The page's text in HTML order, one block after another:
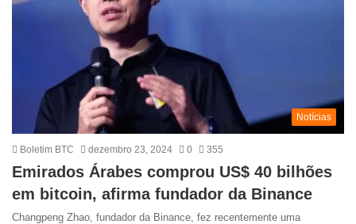
Notícias
Boletim BTC dezembro 23, 2024 0 355
Emirados Árabes comprou US$ 40 bilhões
em bitcoin, afirma fundador da Binance
Changpeng Zhao, fundador da Binance, fez recentemente uma